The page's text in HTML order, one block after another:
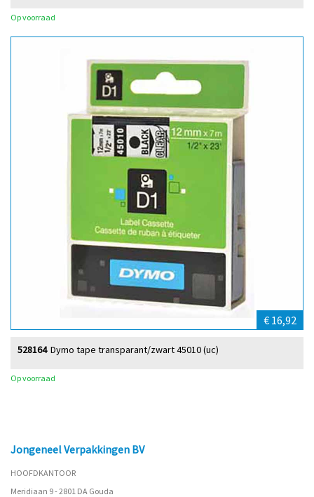
Op voorraad
€ 16,92
Dymo tape transparant/zwart 45010 (uc)
528164
Op voorraad
Jongeneel Verpakkingen BV
HOOFDKANTOOR
Meridiaan 9 - 2801 DA Gouda